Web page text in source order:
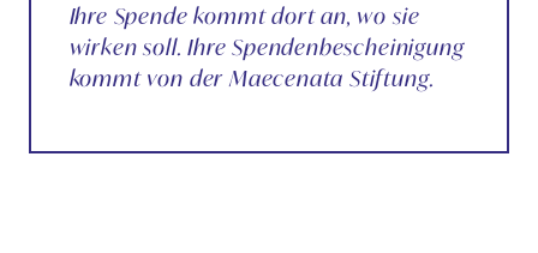
Ihre Spende kommt dort an, wo sie
wirken soll. Ihre Spendenbescheinigung
kommt von der Maecenata Stiftung.